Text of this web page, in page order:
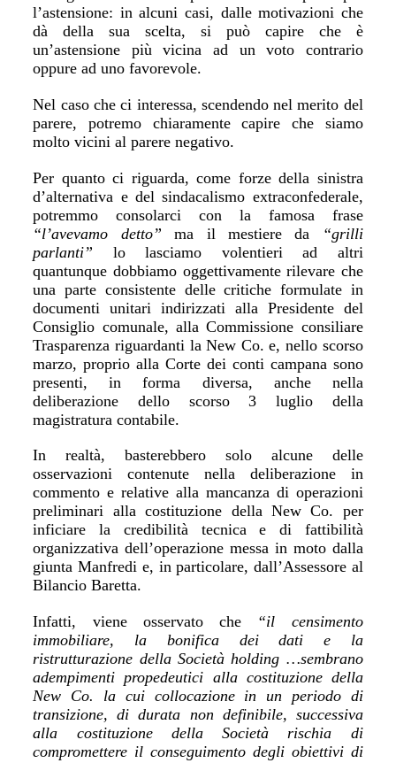
l’astensione: in alcuni casi, dalle motivazioni che
dà della sua scelta, si può capire che è
un’astensione più vicina ad un voto contrario
oppure ad uno favorevole.
Nel caso che ci interessa, scendendo nel merito del
parere, potremo chiaramente capire che siamo
molto vicini al parere negativo.
Per quanto ci riguarda, come forze della sinistra
d’alternativa e del sindacalismo extraconfederale,
potremmo consolarci con la famosa frase
“l’avevamo detto”ma il mestiere da
“grilli
parlanti” lo lasciamo volentieri ad altri
quantunque dobbiamo oggettivamente rilevare che
una parte consistente delle critiche formulate in
documenti unitari indirizzati alla Presidente del
Consiglio comunale, alla Commissione consiliare
Trasparenza riguardanti la New Co. e, nello scorso
marzo, proprio alla Corte dei conti campana sono
presenti, in forma diversa, anche nella
deliberazione dello scorso 3 luglio della
magistratura contabile.
In realtà, basterebbero solo alcune delle
osservazioni contenute nella deliberazione in
commento e relative alla mancanza di operazioni
preliminari alla costituzione della New Co. per
inficiare la credibilità tecnica e di fattibilità
organizzativa dell’operazione messa in moto dalla
giunta Manfredi e, in particolare, dall’Assessore al
Bilancio Baretta.
Infatti, viene osservato che “il censimento
immobiliare, la bonifica dei dati e la
ristrutturazione della Società holding …sembrano
adempimenti propedeutici alla costituzione della
New Co. la cui collocazione in un periodo di
transizione, di durata non definibile, successiva
alla costituzione della Società rischia di
compromettere il conseguimento degli obiettivi di